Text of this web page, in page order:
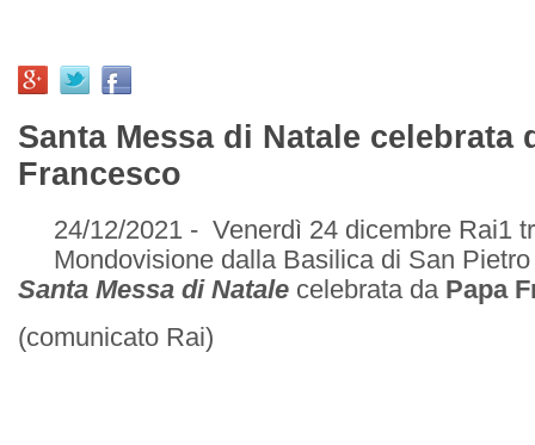
Santa Messa di Natale celebrata
Francesco
24/12/2021 - Venerdì 24 dicembre Rai1
Mondovisione dalla Basilica di San
Santa Messa di Natale celebrata da Papa
(comunicato Rai)